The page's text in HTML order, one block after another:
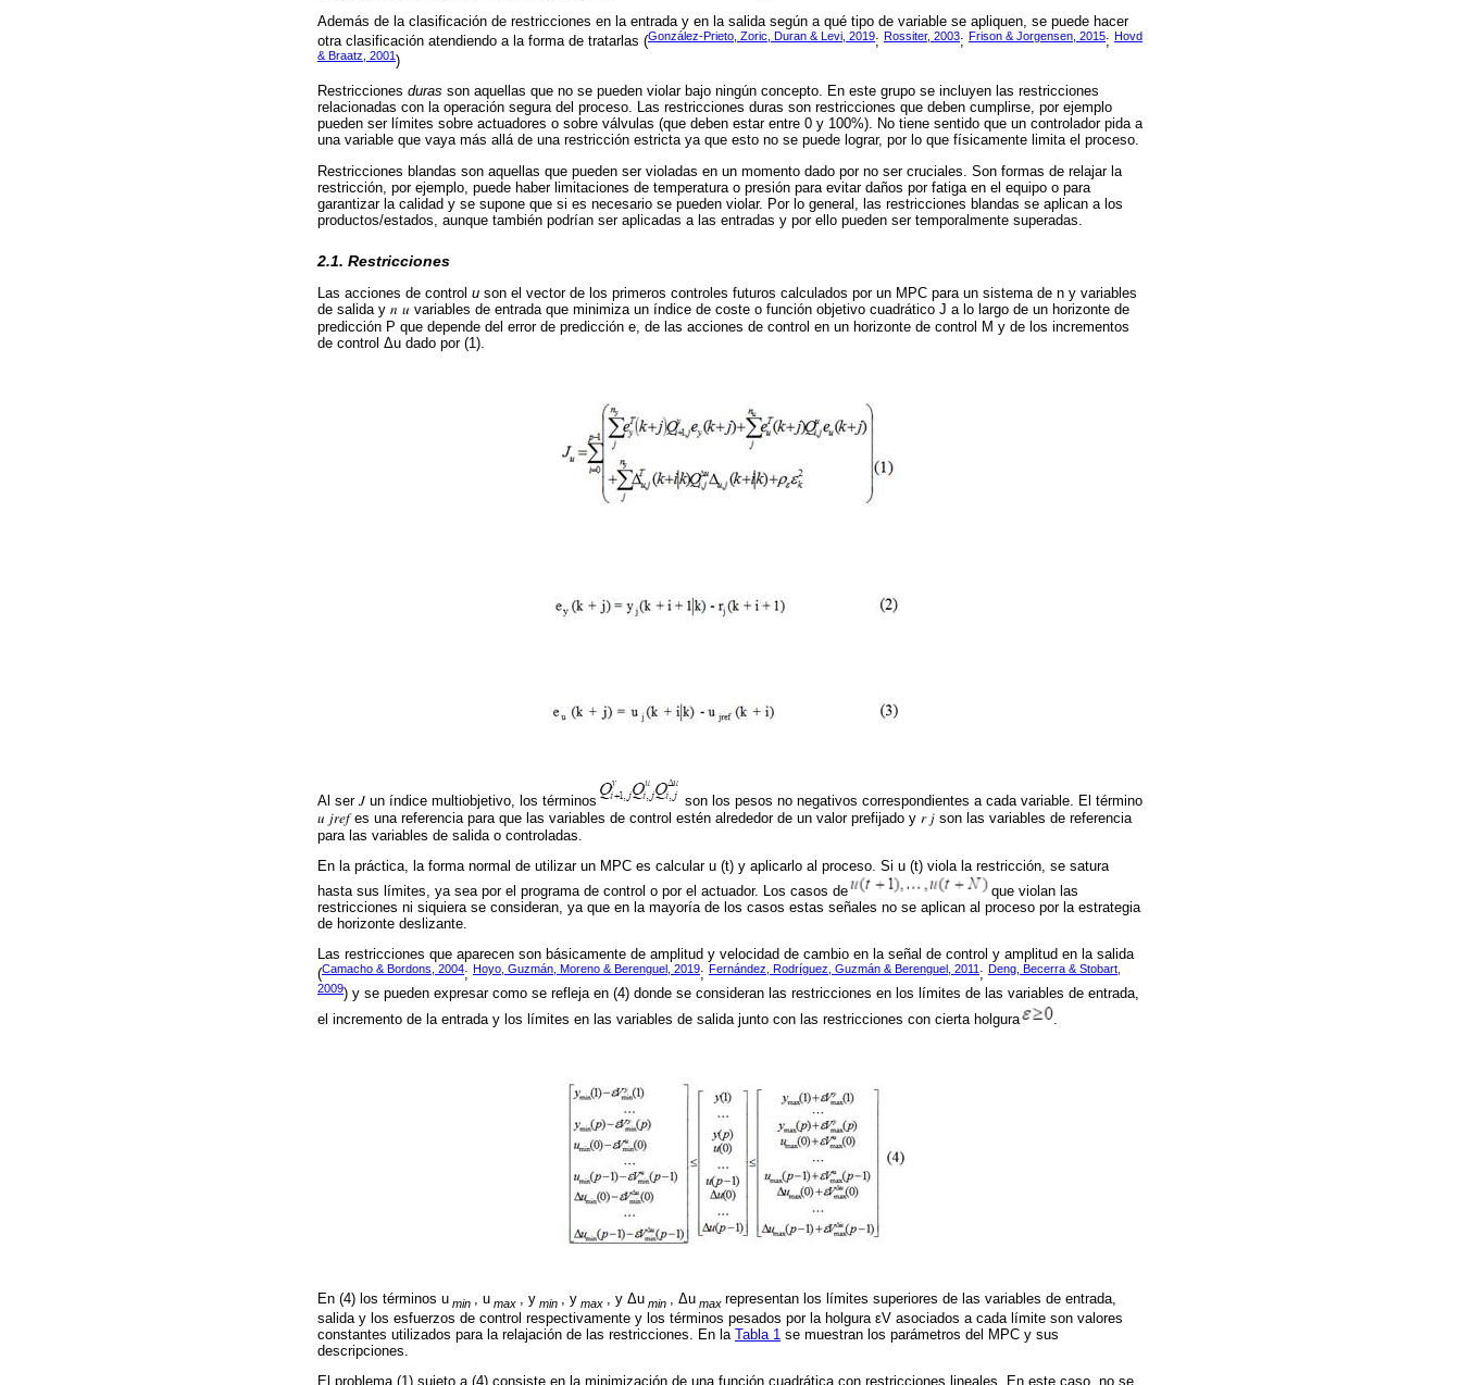
Además de la clasificación de restricciones en la entrada y en la salida según a qué tipo de variable se apliquen, se puede hacer
otra clasificación atendiendo a la forma de tratarlas (González-Prieto, Zoric, Duran & Levi, 2019; Rossiter, 2003; Frison & Jorgensen, 2015; Hovd
& Braatz, 2001)
Restricciones duras son aquellas que no se pueden violar bajo ningún concepto. En este grupo se incluyen las restricciones
relacionadas con la operación segura del proceso. Las restricciones duras son restricciones que deben cumplirse, por ejemplo
pueden ser límites sobre actuadores o sobre válvulas (que deben estar entre 0 y 100%). No tiene sentido que un controlador pida a
una variable que vaya más allá de una restricción estricta ya que esto no se puede lograr, por lo que físicamente limita el proceso.
Restricciones blandas son aquellas que pueden ser violadas en un momento dado por no ser cruciales. Son formas de relajar la
restricción, por ejemplo, puede haber limitaciones de temperatura o presión para evitar daños por fatiga en el equipo o para
garantizar la calidad y se supone que si es necesario se pueden violar. Por lo general, las restricciones blandas se aplican a los
productos/estados, aunque también podrían ser aplicadas a las entradas y por ello pueden ser temporalmente superadas.
2.1. Restricciones
Las acciones de control u son el vector de los primeros controles futuros calculados por un MPC para un sistema de n y variables
de salida y 𝑛 𝑢 variables de entrada que minimiza un índice de coste o función objetivo cuadrático J a lo largo de un horizonte de
predicción P que depende del error de predicción e, de las acciones de control en un horizonte de control M y de los incrementos
de control Δu dado por (1).
Al ser 𝐽 un índice multiobjetivo, los términos
son los pesos no negativos correspondientes a cada variable. El término
𝑢 𝑗𝑟𝑒𝑓 es una referencia para que las variables de control estén alrededor de un valor prefijado y 𝑟 𝑗 son las variables de referencia
para las variables de salida o controladas.
En la práctica, la forma normal de utilizar un MPC es calcular u (t) y aplicarlo al proceso. Si u (t) viola la restricción, se satura
hasta sus límites, ya sea por el programa de control o por el actuador. Los casos de
que violan las
restricciones ni siquiera se consideran, ya que en la mayoría de los casos estas señales no se aplican al proceso por la estrategia
de horizonte deslizante.
Las restricciones que aparecen son básicamente de amplitud y velocidad de cambio en la señal de control y amplitud en la salida
(Camacho & Bordons, 2004; Hoyo, Guzmán, Moreno & Berenguel, 2019; Fernández, Rodríguez, Guzmán & Berenguel, 2011 ; Deng, Becerra & Stobart,
2009) y se pueden expresar como se refleja en (4) donde se consideran las restricciones en los límites de las variables de entrada,
el incremento de la entrada y los límites en las variables de salida junto con las restricciones con cierta holgura
.
En (4) los términos u min , u max , y min , y max , y Δu min , Δu max representan los límites superiores de las variables de entrada,
salida y los esfuerzos de control respectivamente y los términos pesados por la holgura εV asociados a cada límite son valores
constantes utilizados para la relajación de las restricciones. En la Tabla 1 se muestran los parámetros del MPC y sus
descripciones.
El problema (1) sujeto a (4) consiste en la minimización de una función cuadrática con restricciones lineales. En este caso, no se